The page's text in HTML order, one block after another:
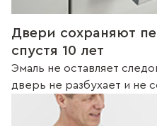
Двери сохраняют
спустя 10 лет
Эмаль не оставляет
дверь не разбухает и не